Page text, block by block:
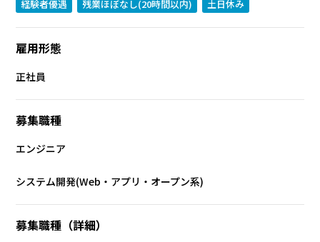
経験者優遇 残業ほぼなし(20時間以内) 土日休み
雇用形態
正社員
募集職種
エンジニア
システム開発(Web・アプリ・オープン系)
募集職種（詳細）